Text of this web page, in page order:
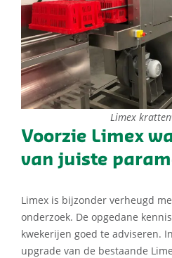
Limex
Voorzie Limex
van juiste
Limex is bijzonder verheugd
onderzoek. De opgedane
kwekerijen goed te adviseren.
upgrade van de bestaande